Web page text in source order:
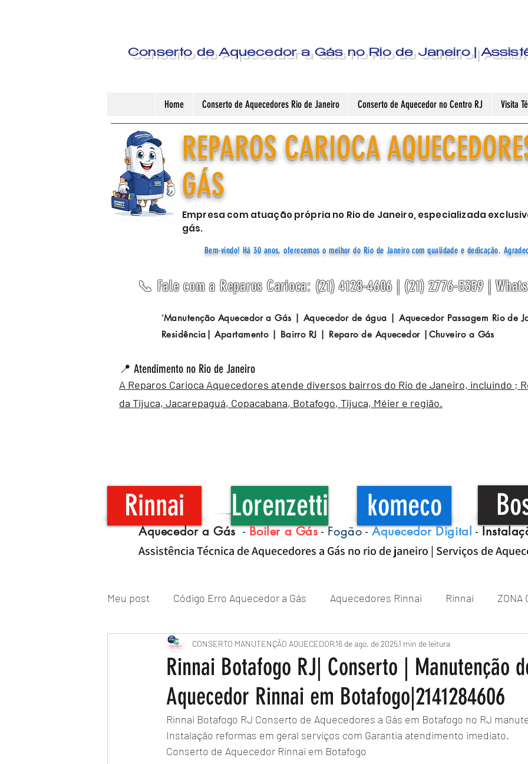
Conserto de Aquecedor a Gás no Rio de Janeiro |
Home Conserto de Aquecedores Rio de Janeiro Conserto de Aquecedor no Centro RJ Visita
REPAROS CARIOCA
GÁS
Empresa com atuação própria no Rio de Janeiro, especializada
gás.
Bem-vindo! Há 30 anos, oferecemos o melhor do Rio de Janeiro com qualidade e dedicação.
📞 Fale com a Reparos Carioca: (21) 4128-4606 | (21) 2776-5359 |
"Manutenção Aquecedor a Gás | Aquecedor de água | Aquecedor Passagem Rio de
Residência| Apartamento | Bairro RJ | Reparo de Aquecedor |Chuveiro a Gás
📍 Atendimento no Rio de Janeiro
A Reparos Carioca Aquecedores atende diversos bairros do Rio de Janeiro, incluindo ;
da Tijuca, Jacarepaguá, Copacabana, Botafogo, Tijuca, Méier e região.
Rinnai Lorenzetti komeco
Aquecedor a Gás-Boiler a Gás-Fogão-Aquecedor Digital -
Assistência Técnica de Aquecedores a Gás no rio de janeiro | Serviços de
Meu post Código Erro Aquecedor a Gás Aquecedores Rinnai Rinnai ZONA
"ZONA NORTE RJ" Conserto|Aquecedor Próximo de Rio de janeiro
Reparo de Aquecedor a Gás Zona sul RJ aquecedor aquecedores
Rinnai Botafogo RJ| Conserto | Manutenção
Aquecedor Rinnai em Botafogo|2141284606
CONSERTO MANUTENÇÃO AQUECEDOR16 de ago. de 20251 min de leitura
Rinnai Botafogo RJ Conserto de Aquecedores a Gás em Botafogo no RJ
Instalação reformas em geral serviços com Garantia atendimento imediato.
Conserto de Aquecedor Rinnai em Botafogo